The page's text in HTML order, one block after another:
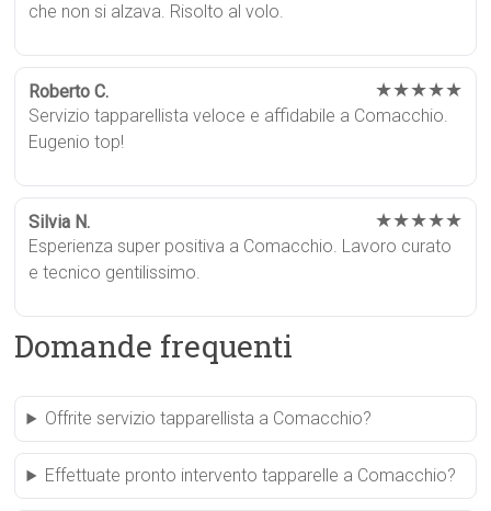
che non si alzava. Risolto al volo.
Roberto C. ★★★★★
Servizio tapparellista veloce e affidabile a Comacchio.
Eugenio top!
Silvia N. ★★★★★
Esperienza super positiva a Comacchio. Lavoro curato
e tecnico gentilissimo.
Domande frequenti
Offrite servizio tapparellista a Comacchio?
Effettuate pronto intervento tapparelle a Comacchio?